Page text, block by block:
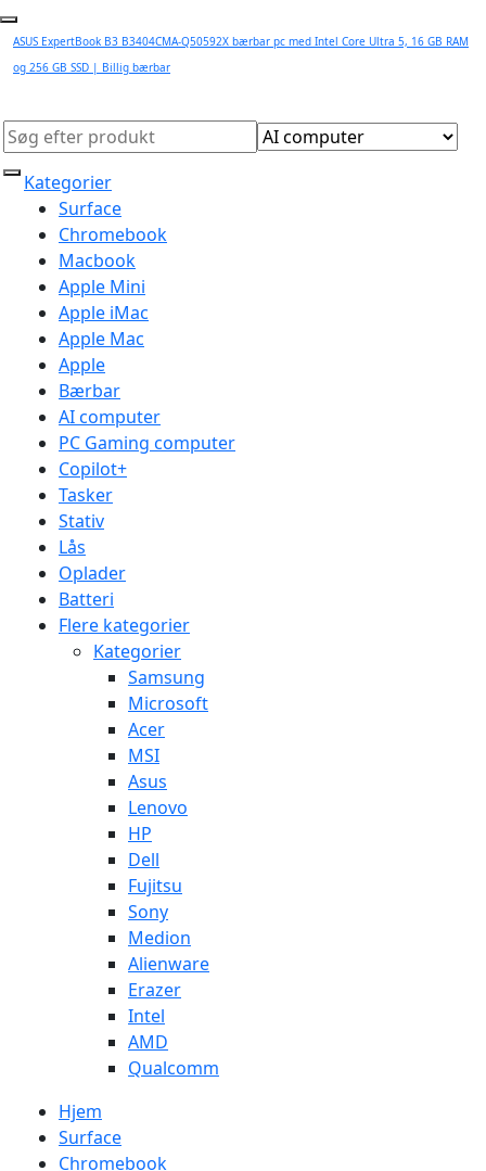
ASUS ExpertBook B3 B3404CMA-Q50592X bærbar pc med Intel Core Ultra 5, 16 GB RAM
og 256 GB SSD | Billig bærbar
Kategorier
Surface
Chromebook
Macbook
Apple Mini
Apple iMac
Apple Mac
Apple
Bærbar
AI computer
PC Gaming computer
Copilot+
Tasker
Stativ
Lås
Oplader
Batteri
Flere kategorier
Kategorier
Samsung
Microsoft
Acer
MSI
Asus
Lenovo
HP
Dell
Fujitsu
Sony
Medion
Alienware
Erazer
Intel
AMD
Qualcomm
Hjem
Surface
Chromebook